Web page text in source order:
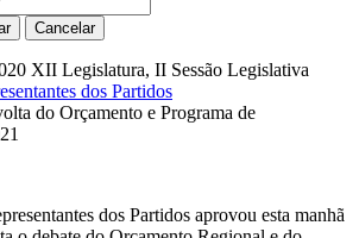
XII Legislatura, II Sessão Legislativa
dos Partidos
do Orçamento e Programa de
dos Partidos aprovou esta manhã